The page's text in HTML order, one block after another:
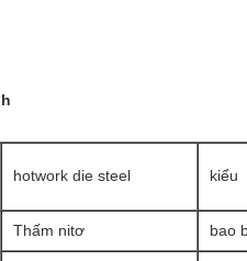
hotwork die steel kiểu
Thấm nitơ bao